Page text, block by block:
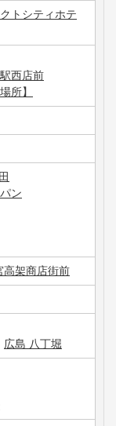
トシティホテ
西店前
所】
ン
高架商店街前
広島 八丁堀